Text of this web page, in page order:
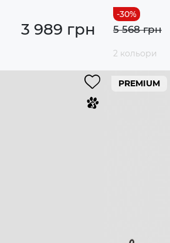
3 989 грн 5 568 грн
2 кольори
PREMIUM